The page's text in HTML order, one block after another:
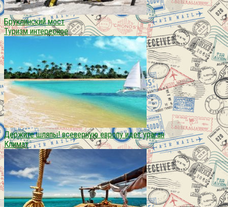
Бруклинский мост
Туризм интересное
Держите шляпы! всеверную европу идет ураган
Климат